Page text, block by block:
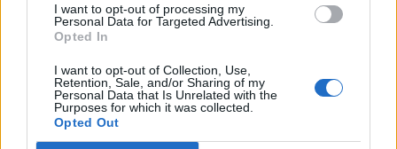
I want to opt-out of processing my
Personal Data for Targeted Advertising.
Opted In
I want to opt-out of Collection, Use,
Retention, Sale, and/or Sharing of my
Personal Data that Is Unrelated with the
Purposes for which it was collected.
Opted Out